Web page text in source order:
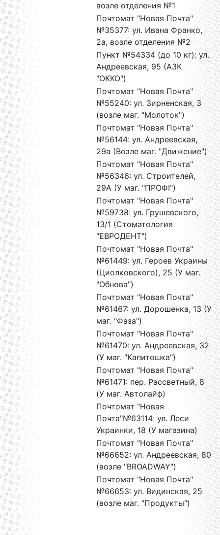
возле отделения №1
Почтомат "Новая Почта"
№35377: ул. Ивана Франко,
2а, возле отделения №2
Пункт №54334 (до 10 кг): ул.
Андреевская, 95 (АЗК
"ОККО")
Почтомат "Новая Почта"
№55240: ул. Зирненская, 3
(возле маг. "Молоток")
Почтомат "Новая Почта"
№56144: ул. Андреевская,
29а (Возле маг. "Движение")
Почтомат "Новая Почта"
№56346: ул. Строителей,
29А (У маг. "ПРОФІ")
Почтомат "Новая Почта"
№59738: ул. Грушевского,
13/1 (Стоматология
"ЕВРОДЕНТ")
Почтомат "Новая Почта"
№61449: ул. Героев Украины
(Циолковского), 25 (У маг.
"Обнова")
Почтомат "Новая Почта"
№61467: ул. Дорошенка, 13 (У
маг. "Фаза")
Почтомат "Новая Почта"
№61470: ул. Андреевская, 32
(У маг. "Капитошка")
Почтомат "Новая Почта"
№61471: пер. Рассветный, 8
(У маг. Автолайф)
Почтомат "Новая
Почта"№63114: ул. Леси
Украинки, 18 (У магазина)
Почтомат "Новая Почта"
№66652: ул. Андреевская, 80
(возле "BROADWAY")
Почтомат "Новая Почта"
№66653: ул. Видинская, 25
(возле маг. "Продукты")